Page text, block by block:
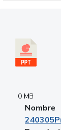
0 MB
Nombre